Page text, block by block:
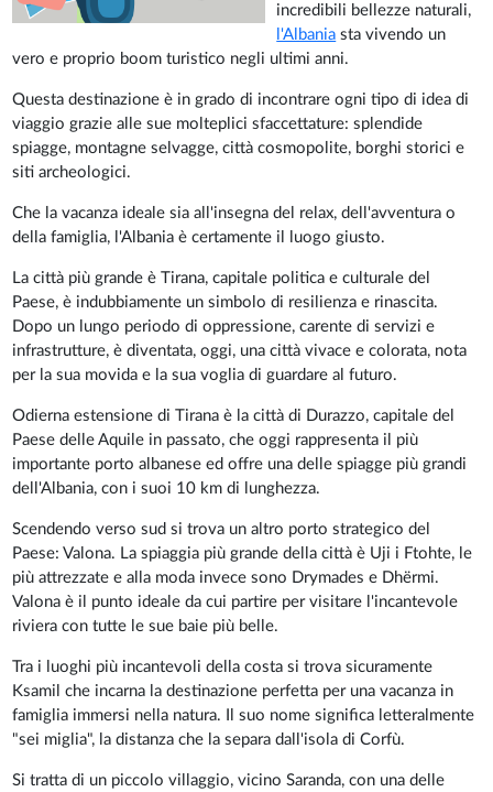
incredibili bellezze naturali,
l'Albania sta vivendo un
vero e proprio boom turistico negli ultimi anni.
Questa destinazione è in grado di incontrare ogni tipo di idea di
viaggio grazie alle sue molteplici sfaccettature: splendide
spiagge, montagne selvagge, città cosmopolite, borghi storici e
siti archeologici.
Che la vacanza ideale sia all'insegna del relax, dell'avventura o
della famiglia, l'Albania è certamente il luogo giusto.
La città più grande è Tirana, capitale politica e culturale del
Paese, è indubbiamente un simbolo di resilienza e rinascita.
Dopo un lungo periodo di oppressione, carente di servizi e
infrastrutture, è diventata, oggi, una città vivace e colorata, nota
per la sua movida e la sua voglia di guardare al futuro.
Odierna estensione di Tirana è la città di Durazzo, capitale del
Paese delle Aquile in passato, che oggi rappresenta il più
importante porto albanese ed offre una delle spiagge più grandi
dell'Albania, con i suoi 10 km di lunghezza.
Scendendo verso sud si trova un altro porto strategico del
Paese: Valona. La spiaggia più grande della città è Uji i Ftohte, le
più attrezzate e alla moda invece sono Drymades e Dhërmi.
Valona è il punto ideale da cui partire per visitare l'incantevole
riviera con tutte le sue baie più belle.
Tra i luoghi più incantevoli della costa si trova sicuramente
Ksamil che incarna la destinazione perfetta per una vacanza in
famiglia immersi nella natura. Il suo nome significa letteralmente
"sei miglia", la distanza che la separa dall'isola di Corfù.
Si tratta di un piccolo villaggio, vicino Saranda, con una delle